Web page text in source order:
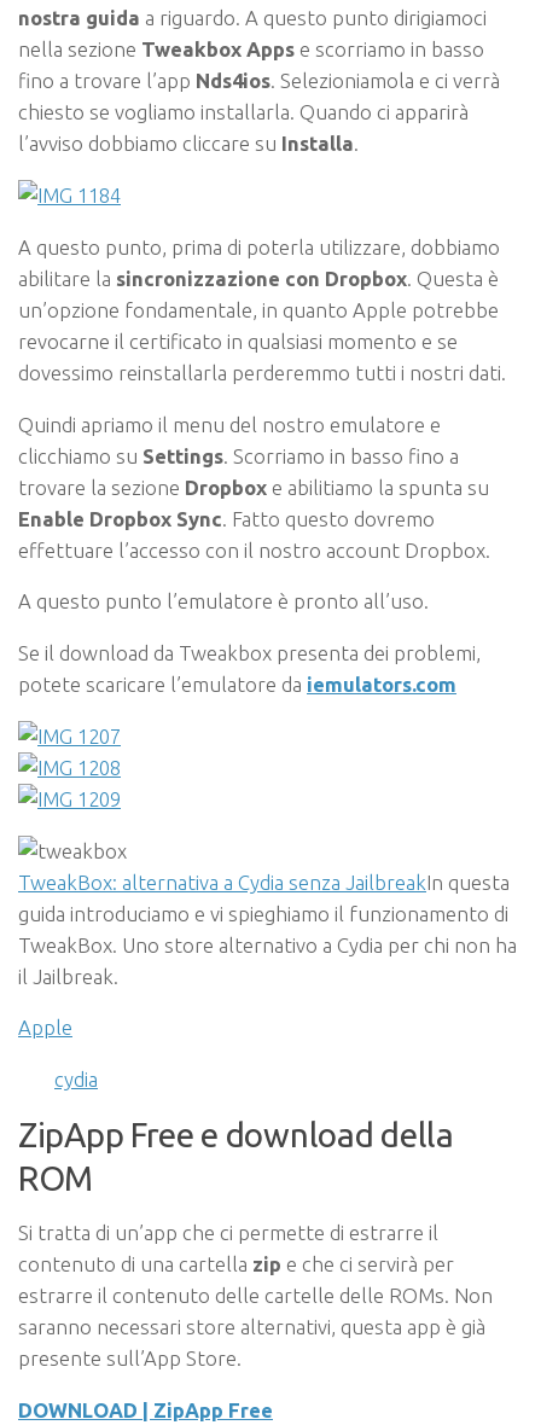
nostra guida a riguardo. A questo punto dirigiamoci
nella sezione Tweakbox Apps e scorriamo in basso
fino a trovare l’app Nds4ios. Selezioniamola e ci verrà
chiesto se vogliamo installarla. Quando ci apparirà
l’avviso dobbiamo cliccare su Installa.
A questo punto, prima di poterla utilizzare, dobbiamo
abilitare la sincronizzazione con Dropbox. Questa è
un’opzione fondamentale, in quanto Apple potrebbe
revocarne il certificato in qualsiasi momento e se
dovessimo reinstallarla perderemmo tutti i nostri dati.
Quindi apriamo il menu del nostro emulatore e
clicchiamo su Settings . Scorriamo in basso fino a
trovare la sezione Dropbox e abilitiamo la spunta su
Enable Dropbox Sync . Fatto questo dovremo
effettuare l’accesso con il nostro account Dropbox.
A questo punto l’emulatore è pronto all’uso.
Se il download da Tweakbox presenta dei problemi,
potete scaricare l’emulatore da iemulators.com
TweakBox: alternativa a Cydia senza JailbreakIn questa
guida introduciamo e vi spieghiamo il funzionamento di
TweakBox. Uno store alternativo a Cydia per chi non ha
il Jailbreak.
Apple
cydia
ZipApp Free e download della
ROM
Si tratta di un’app che ci permette di estrarre il
contenuto di una cartella zip e che ci servirà per
estrarre il contenuto delle cartelle delle ROMs. Non
saranno necessari store alternativi, questa app è già
presente sull’App Store.
DOWNLOAD | ZipApp Free